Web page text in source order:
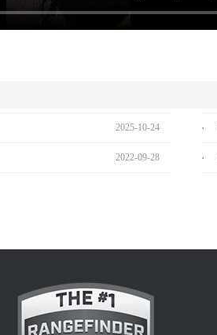
2025-10-24
2022-09-28